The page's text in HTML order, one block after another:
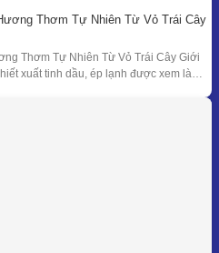
Thơm Tự Nhiên Từ Vỏ Trái Cây
Thơm Tự Nhiên Từ Vỏ Trái Cây Giới
xuất tinh dầu, ép lạnh được xem là
liệu đặc thù – đặc biệt là vỏ các loại